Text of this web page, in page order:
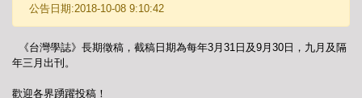
公告日期:2018-10-08 9:10:42
《台灣學誌》長期徵稿，截稿日期為每年3月31日及9月30日，九月及隔
年三月出刊。
歡迎各界踴躍投稿！